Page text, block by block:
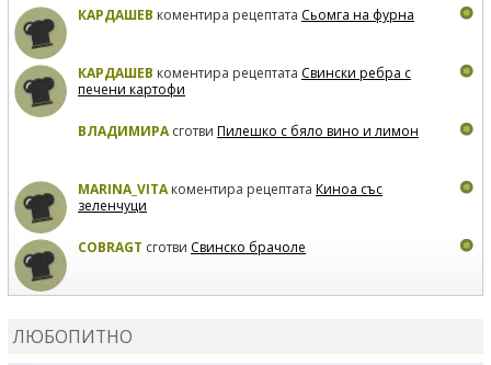
КАРДАШЕВ коментира рецептата Сьомга на фурна
КАРДАШЕВ коментира рецептата Свински ребра с
печени картофи
ВЛАДИМИРАсготви Пилешко с бяло вино и лимон
MARINA_VITAкоментира рецептата Киноа със
зеленчуци
COBRAGT сготви Свинско брачоле
ЛЮБОПИТНО